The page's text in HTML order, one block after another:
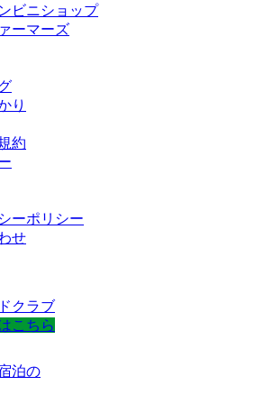
ビニショップ
ーマーズ
り
約
ーポリシー
せ
こちら
泊の